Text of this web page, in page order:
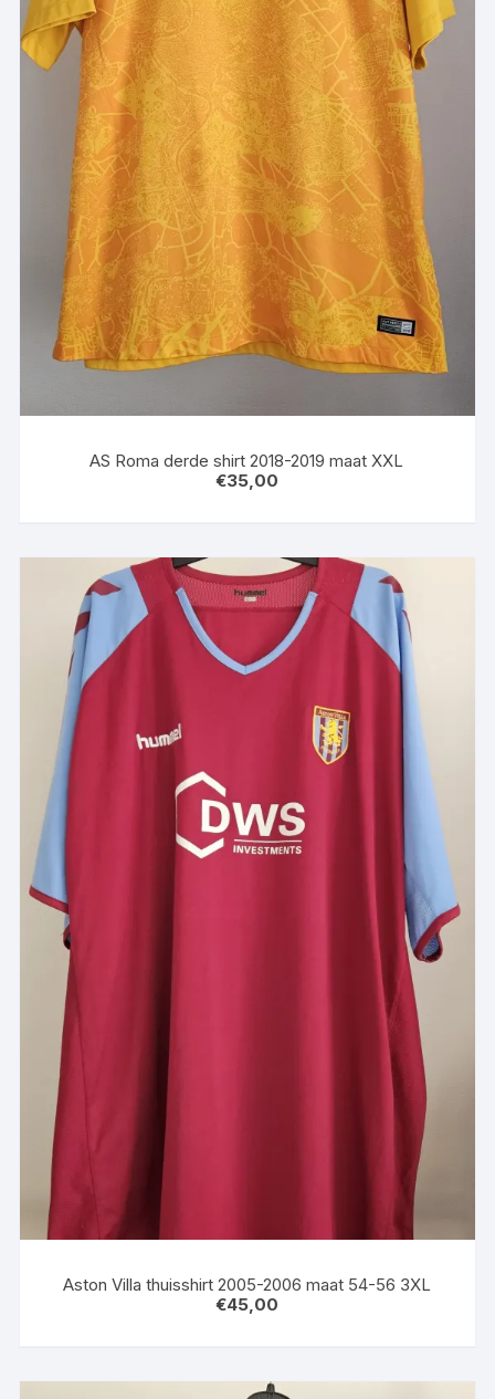
AS Roma derde shirt 2018-2019 maat XXL
€35,00
Aston Villa thuisshirt 2005-2006 maat 54-56 3XL
€45,00